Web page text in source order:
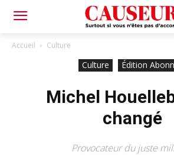
Accueil Culture
Culture Édition
Michel
changé
Provocateur du juste